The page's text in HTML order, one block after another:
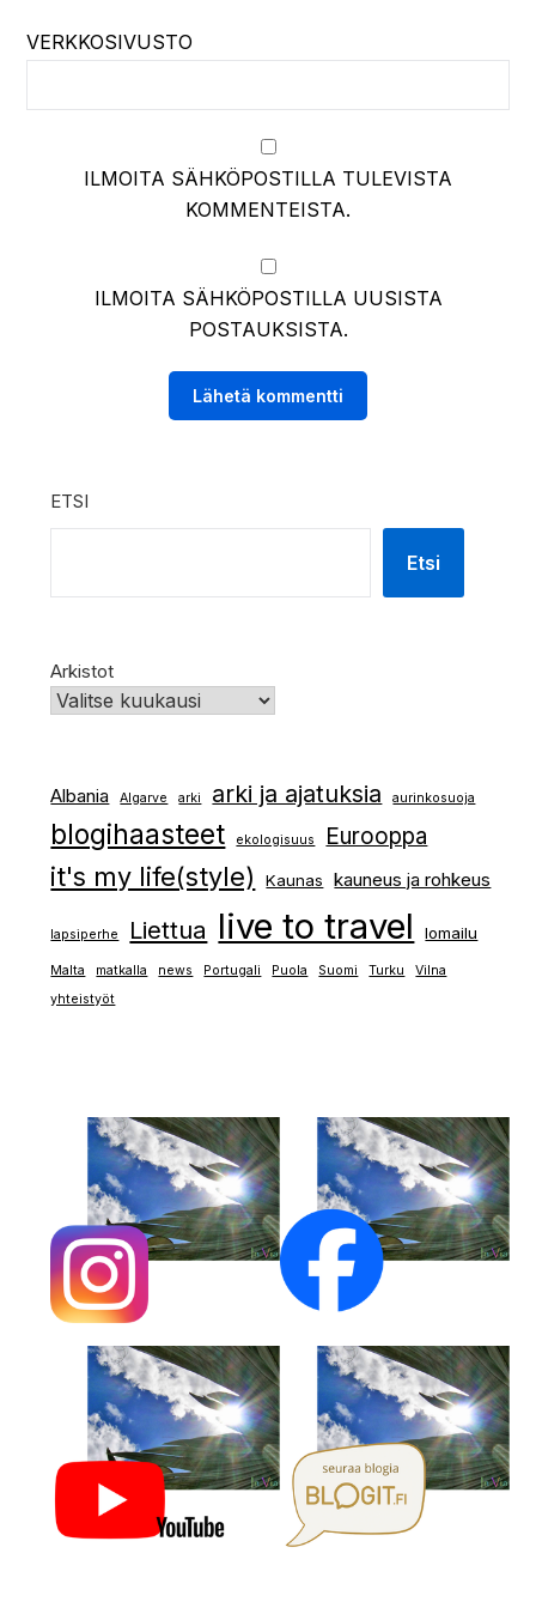
VERKKOSIVUSTO
ILMOITA SÄHKÖPOSTILLA TULEVISTA
KOMMENTEISTA.
ILMOITA SÄHKÖPOSTILLA UUSISTA
POSTAUKSISTA.
ETSI
Etsi
Arkistot
Albania Algarve arki arki ja ajatuksia aurinkosuoja
blogihaasteet ekologisuus Eurooppa
it's my life(style) Kaunas kauneus ja rohkeus
lapsiperhe Liettua live to travel lomailu
Malta matkalla news Portugali Puola Suomi Turku
Vilna
yhteistyöt